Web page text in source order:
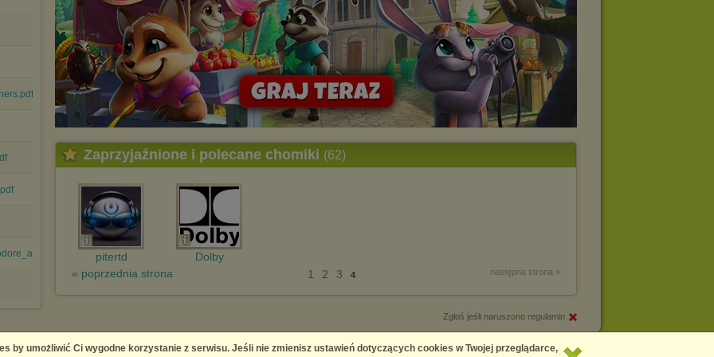
Zaprzyjaźnione i polecane chomiki (62)
pitertd
Dolby
« poprzednia strona
następna strona »
1 2 3 4
Zgłoś jeśli naruszono regulamin
Copyright © 2026 Chomikuj.pl
by umożliwić Ci wygodne korzystanie z serwisu. Jeśli nie zmienisz ustawień dotyczących cookies w Twojej przeglądarce,